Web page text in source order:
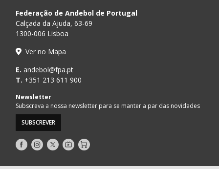
Federação de Andebol de Portugal
Calçada da Ajuda, 63-69
1300-006 Lisboa
Ver no Mapa
E. andebol@fpa.pt
T. +351 213 611 900
Newsletter
Subscreva a nossa newsletter para se manter a par das novidades
SUBSCREVER
Siga-
nos
no
Siga-
nos
no
Siga-
nos
no
AndebolTV
Loja